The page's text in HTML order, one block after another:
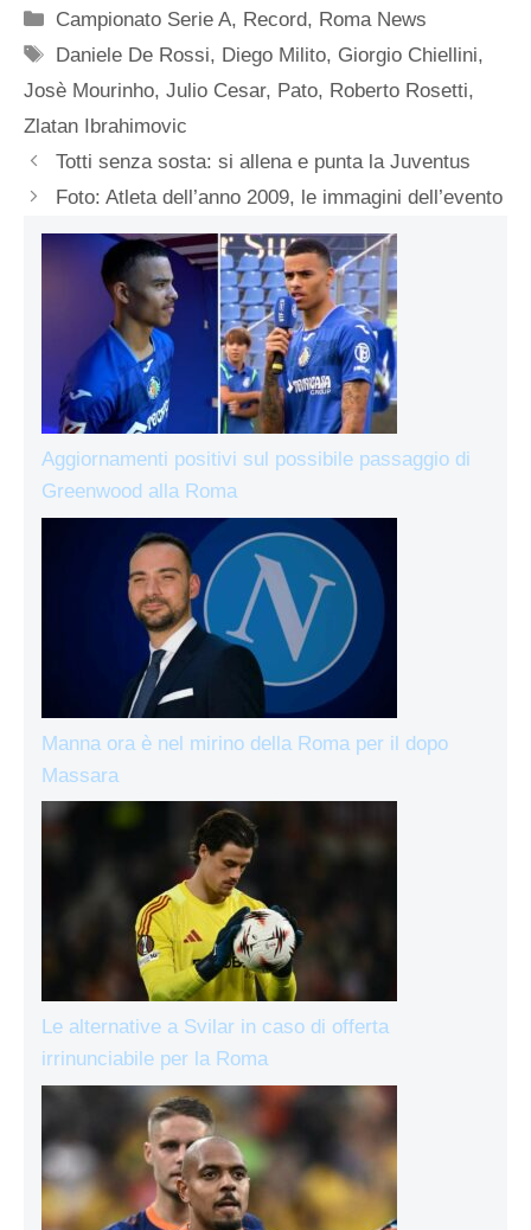
Categorie
Campionato Serie A, Record, Roma News
Tag
Daniele De Rossi, Diego Milito, Giorgio Chiellini,
Josè Mourinho, Julio Cesar, Pato, Roberto Rosetti,
Zlatan Ibrahimovic
Totti senza sosta: si allena e punta la Juventus
Foto: Atleta dell’anno 2009, le immagini dell’evento
Aggiornamenti positivi sul possibile passaggio di
Greenwood alla Roma
Manna ora è nel mirino della Roma per il dopo
Massara
Le alternative a Svilar in caso di offerta
irrinunciabile per la Roma